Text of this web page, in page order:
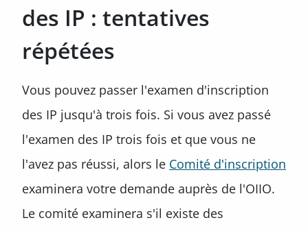
des IP : tentatives
répétées
Vous pouvez passer l'examen d'inscription
des IP jusqu'à trois fois. Si vous avez passé
l'examen des IP trois fois et que vous ne
l'avez pas réussi, alors le Comité d'inscription
examinera votre demande auprès de l'OIIO.
Le comité examinera s'il existe des